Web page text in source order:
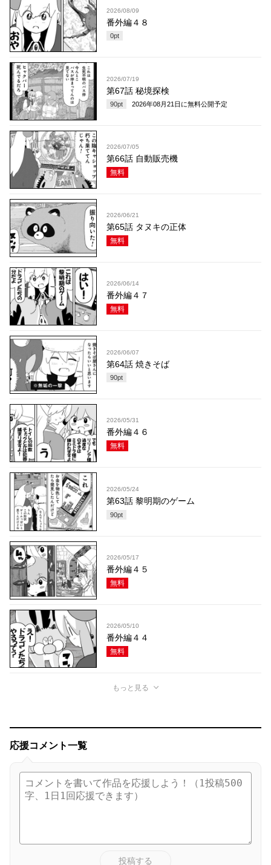
2026/08/09
番外編４８
0pt
2026/07/19
第67話 秘境探検
90pt 2026年08月21日 に無料公開予定
2026/07/05
第66話 自動販売機
無料
2026/06/21
第65話 タヌキの正体
無料
2026/06/14
番外編４７
無料
2026/06/07
第64話 焼きそば
90pt
2026/05/31
番外編４６
無料
2026/05/24
第63話 黎明期のゲーム
90pt
2026/05/17
番外編４５
無料
2026/05/10
番外編４４
無料
もっと見る
応援コメント一覧
投稿する